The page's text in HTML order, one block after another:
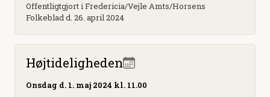
Offentligtgjort i Fredericia/Vejle Amts/Horsens
Folkeblad d. 26. april 2024
Højtideligheden
Onsdag d. 1. maj 2024 kl. 11.00